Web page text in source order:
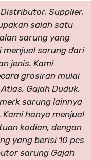
Supplier,
salah satu
sarung yang
menjual sarung dari
jenis. Kami
grosiran mulai
Gajah Duduk,
sarung lainnya
hanya menjual
kodian, dengan
yang berisi 10 pcs
sarung Gajah